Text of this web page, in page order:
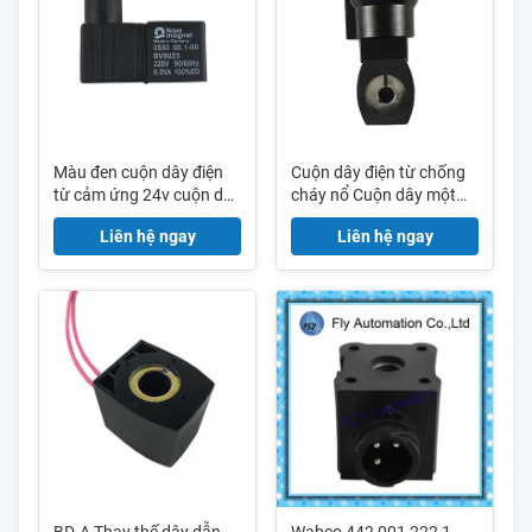
Màu đen cuộn dây điện
từ cảm ứng 24v cuộn dây
điện từ cho bộ lọc chế độ
Liên hệ ngay
Cuộn dây điện từ chống
cháy nổ Cuộn dây một
lớp 238714-006-D
Liên hệ ngay